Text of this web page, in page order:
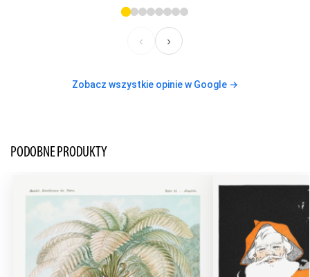
‹ ›
Zobacz wszystkie opinie w Google →
PODOBNE PRODUKTY